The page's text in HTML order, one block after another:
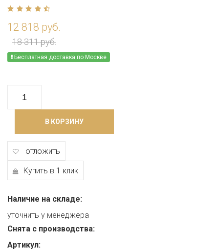
12 818 руб.
18 311 руб.
Бесплатная доставка по Москве
В КОРЗИНУ
отложить
Купить в 1 клик
Наличие на складе:
уточнить у менеджера
Снята с производства:
Артикул: